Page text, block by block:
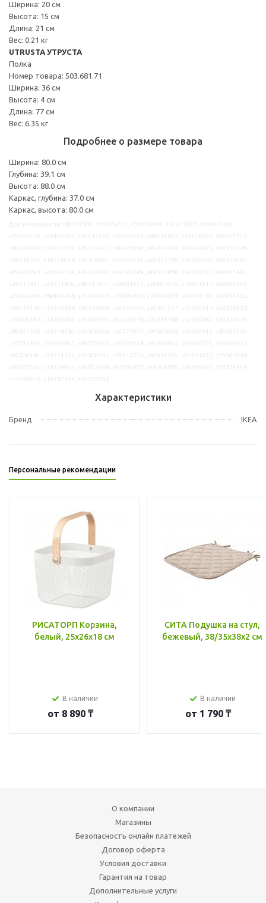
Ширина: 20 см
Высота: 15 см
Длина: 21 см
Вес: 0.21 кг
UTRUSTA УТРУСТА
Полка
Номер товара: 503.681.71
Ширина: 36 см
Высота: 4 см
Длина: 77 см
Вес: 6.35 кг
Подробнее о размере товара
Ширина: 80.0 см
Глубина: 39.1 см
Высота: 88.0 см
Каркас, глубина: 37.0 см
Каркас, высота: 80.0 см
Характеристики
Бренд IKEA
Персональные рекомендации
РИСАТОРП Корзина,
белый, 25x26x18 см
В наличии
от 8 890 ₸
СИТА Подушка на стул,
бежевый, 38/35x38x2 см
В наличии
от 1 790 ₸
О компании
Магазины
Безопасность онлайн платежей
Договор оферта
Условия доставки
Гарантия на товар
Дополнительные услуги